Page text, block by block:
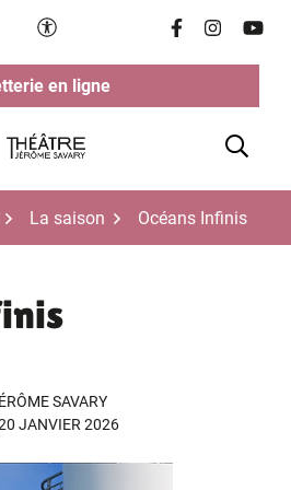
Paramètres d'accessibilité
Lien vers le
Lien vers
Lien
en ligne
(ouverture dans un nouvel
(ouverture dans un nouvel
La saison Océans Infinis
SAVARY
JANVIER 2026